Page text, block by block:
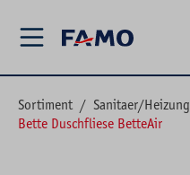
Sortiment / Sanitaer/Heizung
Bette Duschfliese BetteAir